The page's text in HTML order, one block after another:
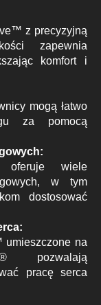
z precyzyjną
zapewnia
komfort i
mogą łatwo
za pomocą
oferuje wiele
w tym
dostosować
umieszczone na
pozwalają
pracę serca